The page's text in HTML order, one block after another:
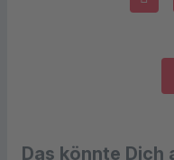
Das könnte Dich